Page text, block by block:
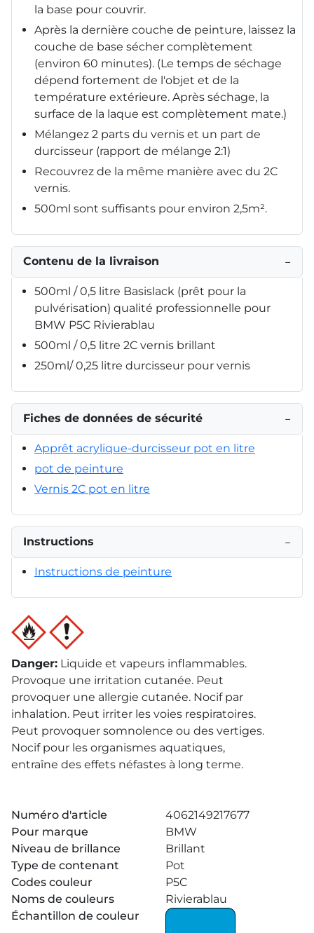
la base pour couvrir.
Après la dernière couche de peinture, laissez la
couche de base sécher complètement
(environ 60 minutes). (Le temps de séchage
dépend fortement de l'objet et de la
température extérieure. Après séchage, la
surface de la laque est complètement mate.)
Mélangez 2 parts du vernis et un part de
durcisseur (rapport de mélange 2:1)
Recouvrez de la même manière avec du 2C
vernis.
500ml sont suffisants pour environ 2,5m².
Contenu de la livraison −
500ml / 0,5 litre Basislack (prêt pour la
pulvérisation) qualité professionnelle pour
BMW P5C Rivierablau
500ml / 0,5 litre 2C vernis brillant
250ml/ 0,25 litre durcisseur pour vernis
Fiches de données de sécurité −
Apprêt acrylique-durcisseur pot en litre
pot de peinture
Vernis 2C pot en litre
Instructions −
Instructions de peinture
Danger: Liquide et vapeurs inflammables.
Provoque une irritation cutanée. Peut
provoquer une allergie cutanée. Nocif par
inhalation. Peut irriter les voies respiratoires.
Peut provoquer somnolence ou des vertiges.
Nocif pour les organismes aquatiques,
entraîne des effets néfastes à long terme.
Numéro d'article
4062149217677
Pour marque
BMW
Niveau de brillance
Brillant
Type de contenant
Pot
Codes couleur
P5C
Noms de couleurs
Rivierablau
Échantillon de couleur